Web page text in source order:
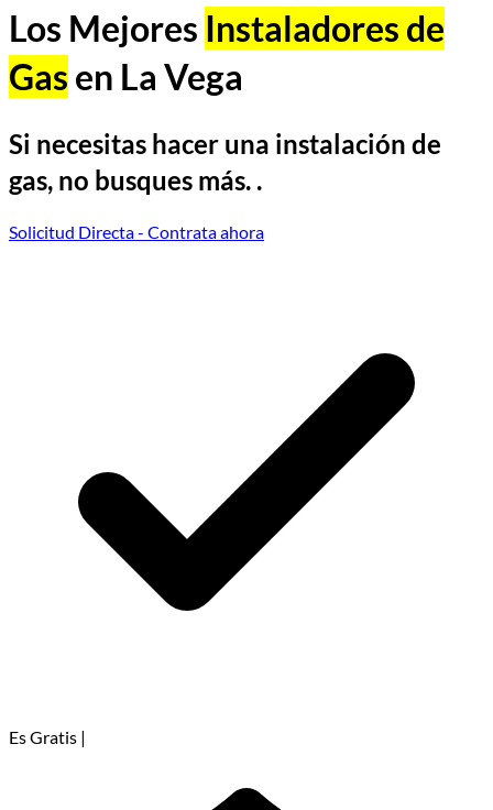
Los Mejores Instaladores de
Gas en La Vega
Si necesitas hacer una instalación de
gas, no busques más. .
Solicitud Directa- Contrata ahora
Es Gratis |